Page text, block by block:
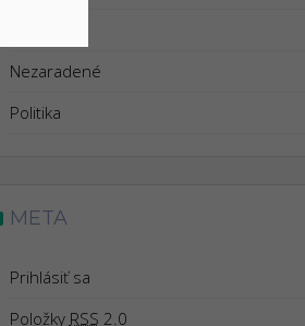
Nezaradené
Politika
META
Prihlásiť sa
Položky RSS 2.0